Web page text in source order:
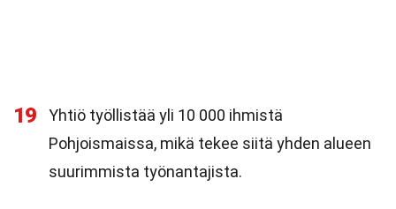
19
Yhtiö työllistää yli 10 000 ihmistä
Pohjoismaissa, mikä tekee siitä yhden alueen
suurimmista työnantajista.